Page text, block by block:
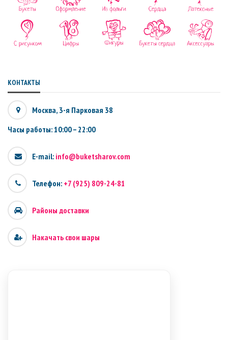
КОНТАКТЫ
Москва, 3-я Парковая 38
Часы работы: 10:00 – 22:00
E-mail: info@buketsharov.com
Телефон: +7 (925) 809-24-81
Районы доставки
Накачать свои шары